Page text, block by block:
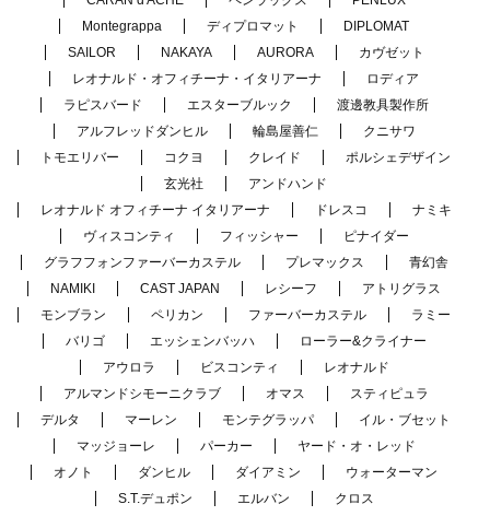
Montegrappa
ディプロマット
DIPLOMAT
SAILOR
NAKAYA AURORA
カヴゼット
レオナルド・オフィチーナ・イタリアーナ
ロディア
ラピスバード
エスターブルック
渡邊教具製作所
アルフレッドダンヒル
輪島屋善仁
クニサワ
トモエリバー
コクヨ クレイド
ポルシェデザイン
玄光社
アンドハンド
レオナルド オフィチーナ イタリアーナ
ドレスコ
ナミキ
ヴィスコンティ
フィッシャー
ピナイダー
グラフフォンファーバーカステル
プレマックス
青幻舎
NAMIKI
CAST JAPAN レシーフ
アトリグラス
モンブラン
ペリカン ファーバーカステル
ラミー
バリゴ
エッシェンバッハ
ローラー&クライナー
アウロラ
ビスコンティ
レオナルド
アルマンドシモーニクラブ
オマス
スティピュラ
デルタ
マーレン モンテグラッパ
イル・ブセット
マッジョーレ
パーカー
ヤード・オ・レッド
オノト
ダンヒル ダイアミン
ウォーターマン
S.T.デュポン
エルバン
クロス